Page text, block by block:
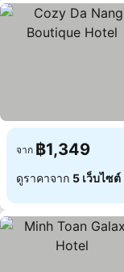
จาก ฿1,349
ดูราคาจาก 5 เว็บไซต์